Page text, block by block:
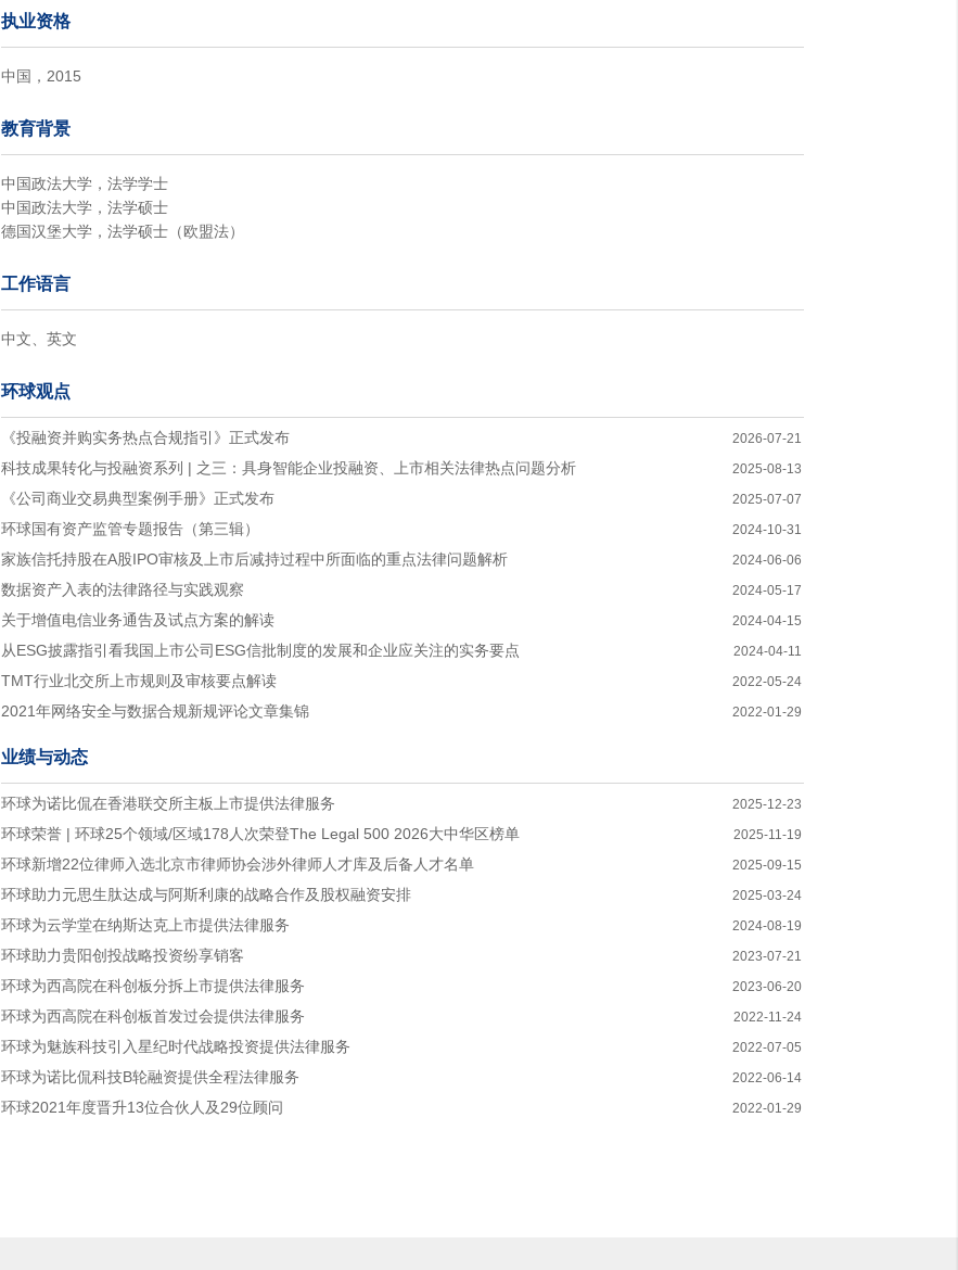
执业资格
中国，2015
教育背景
中国政法大学，法学学士
中国政法大学，法学硕士
德国汉堡大学，法学硕士（欧盟法）
工作语言
中文、英文
环球观点
《投融资并购实务热点合规指引》正式发布 2026-07-21
科技成果转化与投融资系列 | 之三：具身智能企业投融资、上市相关法律热点问题分析 2025-08-13
《公司商业交易典型案例手册》正式发布 2025-07-07
环球国有资产监管专题报告（第三辑） 2024-10-31
家族信托持股在A股IPO审核及上市后减持过程中所面临的重点法律问题解析 2024-06-06
数据资产入表的法律路径与实践观察 2024-05-17
关于增值电信业务通告及试点方案的解读 2024-04-15
从ESG披露指引看我国上市公司ESG信批制度的发展和企业应关注的实务要点 2024-04-11
TMT行业北交所上市规则及审核要点解读 2022-05-24
2021年网络安全与数据合规新规评论文章集锦 2022-01-29
业绩与动态
环球为诺比侃在香港联交所主板上市提供法律服务 2025-12-23
环球荣誉 | 环球25个领域/区域178人次荣登The Legal 500 2026大中华区榜单 2025-11-19
环球新增22位律师入选北京市律师协会涉外律师人才库及后备人才名单 2025-09-15
环球助力元思生肽达成与阿斯利康的战略合作及股权融资安排 2025-03-24
环球为云学堂在纳斯达克上市提供法律服务 2024-08-19
环球助力贵阳创投战略投资纷享销客 2023-07-21
环球为西高院在科创板分拆上市提供法律服务 2023-06-20
环球为西高院在科创板首发过会提供法律服务 2022-11-24
环球为魅族科技引入星纪时代战略投资提供法律服务 2022-07-05
环球为诺比侃科技B轮融资提供全程法律服务 2022-06-14
环球2021年度晋升13位合伙人及29位顾问 2022-01-29